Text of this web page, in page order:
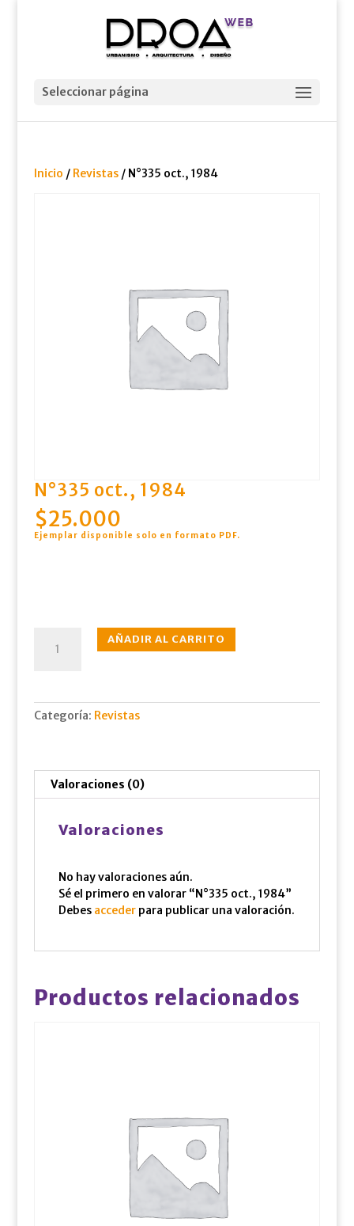
Seleccionar página
Inicio / Revistas/ N°335 oct., 1984
N°335 oct., 1984
$25.000
Ejemplar disponible solo en formato PDF.
oct.,
AÑADIR AL CARRITO
Categoría: Revistas
Valoraciones (0)
Valoraciones
No hay valoraciones aún.
Sé el primero en valorar “N°335 oct., 1984”
Debes accederpara publicar una valoración.
Productos relacionados